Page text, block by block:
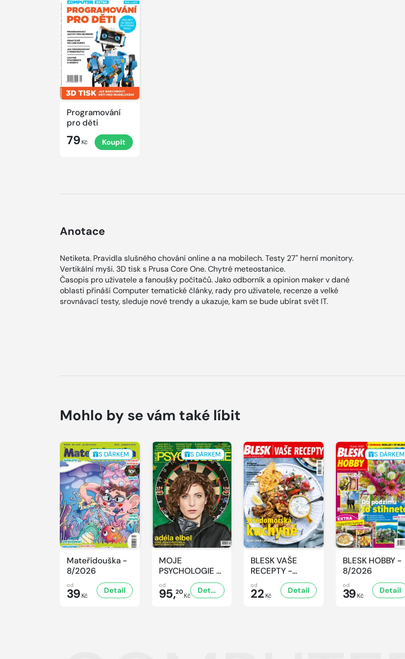
Programování
pro děti
79 Kč Koupit
Anotace
Netiketa. Pravidla slušného chování online a na mobilech. Testy 27" herní monitory.
Vertikální myši. 3D tisk s Prusa Core One. Chytré meteostanice.
Časopis pro uživatele a fanoušky počítačů. Jako odborník a opinion maker v dané
oblasti přináší Computer tematické články, rady pro uživatele, recenze a velké
srovnávací testy, sleduje nové trendy a ukazuje, kam se bude ubírat svět IT.
Mohlo by se vám také líbit
S DÁRKEM
Mateřídouška -
8/2026
od
39 Kč
Detail
S DÁRKEM
MOJE
PSYCHOLOGIE -
8/2026
od
95,20Kč
Detail
BLESK VAŠE
RECEPTY -
8/2026
od
22 Kč
Detail
S DÁRKEM
BLESK HOBBY -
8/2026
od
39 Kč
Detail